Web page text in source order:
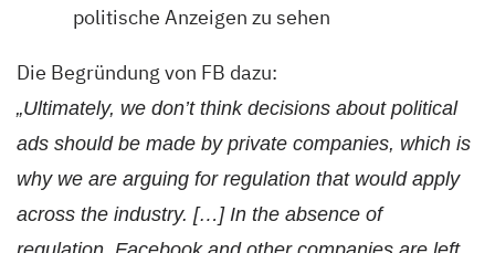
politische Anzeigen zu sehen
Die Begründung von FB dazu:
„Ultimately, we don’t think decisions about political
ads should be made by private companies, which is
why we are arguing for regulation that would apply
across the industry. […] In the absence of